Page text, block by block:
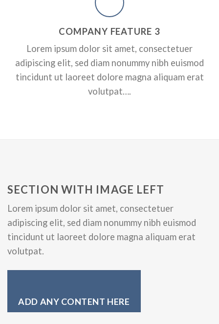
COMPANY FEATURE 3
Lorem ipsum dolor sit amet, consectetuer
adipiscing elit, sed diam nonummy nibh euismod
tincidunt ut laoreet dolore magna aliquam erat
volutpat….
SECTION WITH IMAGE LEFT
Lorem ipsum dolor sit amet, consectetuer
adipiscing elit, sed diam nonummy nibh euismod
tincidunt ut laoreet dolore magna aliquam erat
volutpat.
ADD ANY CONTENT HERE